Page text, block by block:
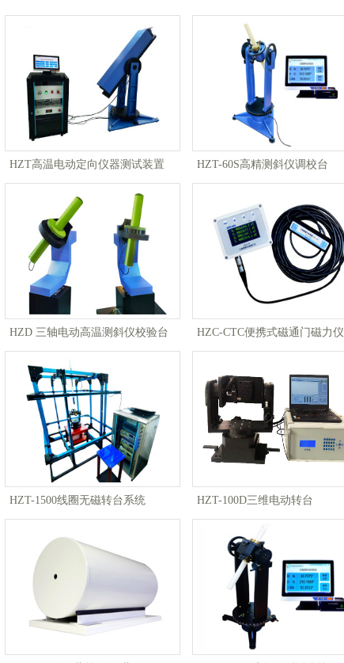
HZT高温电动定向仪器测试装置 HZT-60S高精测斜仪调校台
HZD 三轴电动高温测斜仪校验台 HZC-CTC便携式磁通门磁力仪
HZT-1500线圈无磁转台系统 HZT-100D三维电动转台